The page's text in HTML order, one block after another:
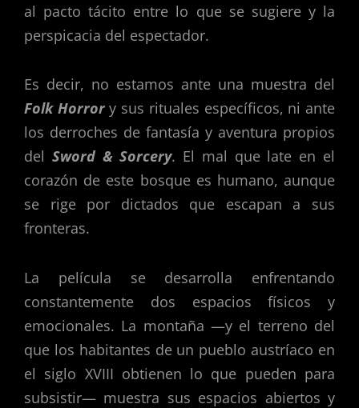
al pacto tácito entre lo que se sugiere y la
perspicacia del espectador.
Es decir, no estamos ante una muestra del
Folk Horrory sus rituales específicos, ni ante
los derroches de fantasía y aventura propios
del Sword & Sorcery. El mal que late en el
corazón de este bosque es humano, aunque
se rige por dictados que escapan a sus
fronteras.
La película se desarrolla enfrentando
constantemente dos espacios físicos y
emocionales. La montaña —y el terreno del
que los habitantes de un pueblo austríaco en
el siglo XVIII obtienen lo que pueden para
subsistir— muestra sus espacios abiertos y